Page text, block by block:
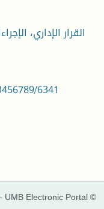
القرار الإداري،
6341
- UMB Electronic Portal ©